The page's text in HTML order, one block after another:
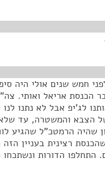
חמש שנים אולי היה
הכנסת אריאל ואותי.
לג'יפ אבל לא נתנו לנו
של הצבא והמשטרה, עד
שהיה הרמטכ"ל שהגיע
רצינית בעניין
התחלפו הדורות